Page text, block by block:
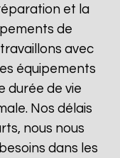
et la
de
avec
équipements
durée de vie
Nos délais
nous nous
dans les